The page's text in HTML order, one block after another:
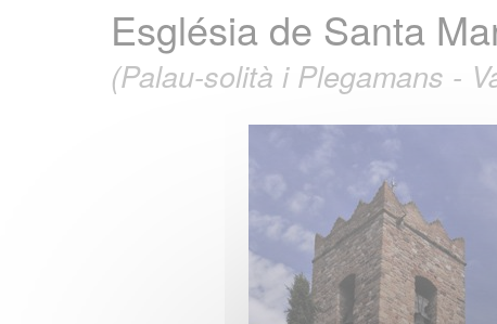
Església de Santa
(Palau-solità i Plegamans -